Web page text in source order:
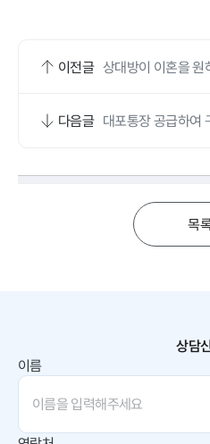
이전글 상대방이 이혼을 원
다음글 대포통장 공급하여
목
상담
이름